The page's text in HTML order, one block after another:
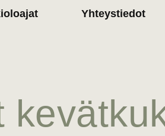
Yhteystiedot